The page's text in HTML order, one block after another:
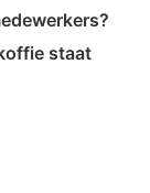
staat